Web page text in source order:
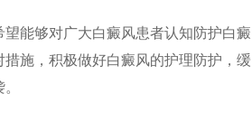
能够对广大白癜风患者认知防护白癜
施，积极做好白癜风的护理防护，缓